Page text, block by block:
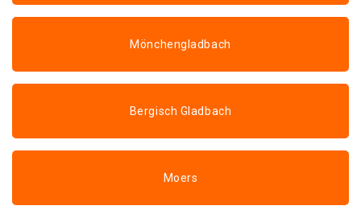
Mönchengladbach
Bergisch Gladbach
Moers